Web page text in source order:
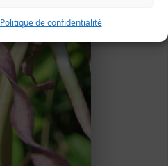
Politique de confidentialité